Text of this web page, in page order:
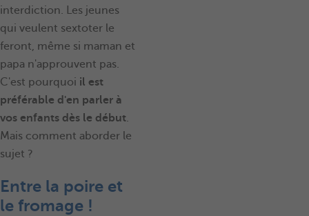
interdiction. Les jeunes
qui veulent sextoter le
feront, même si maman et
papa n'approuvent pas.
C'est pourquoi il est
préférable d'en parler à
vos enfants dès le début.
Mais comment aborder le
sujet ?
Entre la poire et
le fromage !